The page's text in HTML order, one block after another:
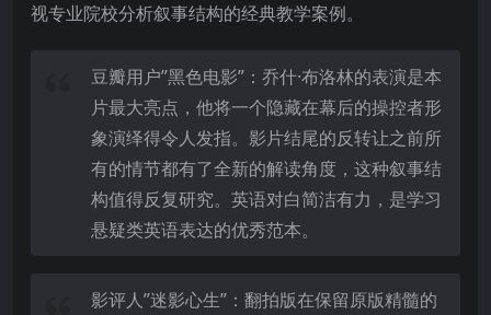
视专业院校分析叙事结构的经典教学案例。
豆瓣用户”黑色电影”：乔什·布洛林的表演是本
片最大亮点，他将一个隐藏在幕后的操控者形
象演绎得令人发指。影片结尾的反转让之前所
有的情节都有了全新的解读角度，这种叙事结
构值得反复研究。英语对白简洁有力，是学习
悬疑类英语表达的优秀范本。
影评人”迷影心生”：翻拍版在保留原版精髓的